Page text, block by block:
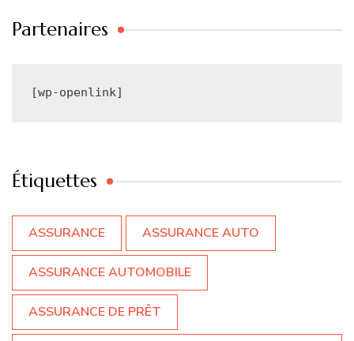
Partenaires
[wp-openlink]
Étiquettes
ASSURANCE ASSURANCE AUTO
ASSURANCE AUTOMOBILE
ASSURANCE DE PRÊT